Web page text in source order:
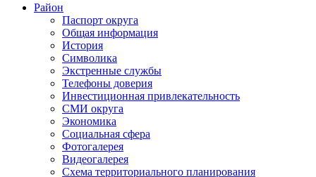
Район
Паспорт округа
Общая информация
История
Символика
Экстренные службы
Телефоны доверия
Инвестиционная привлекательность
СМИ округа
Экономика
Социальная сфера
Фотогалерея
Видеогалерея
Схема территориального планирования